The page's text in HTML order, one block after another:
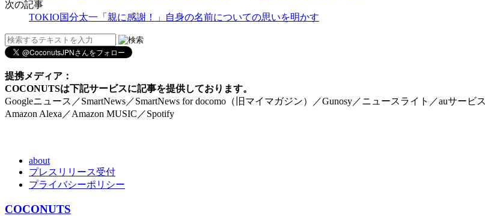
次の記事
TOKIO国分太一「親に感謝！」自身の名前についての思いを明かす
提携メディア：
COCONUTSは下記サービスに記事を提供しております。
Googleニュース／SmartNews／SmartNews for docomo（旧マイマガジン）／Gunosy／ニュースライト／auサービ
Amazon Alexa／Amazon MUSIC／Spotify
about
プレスリリース受付
プライバシーポリシー
COCONUTS